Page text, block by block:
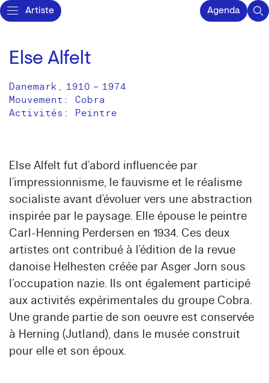
Artiste Agenda
Else Alfelt
Danemark , 1910 – 1974
Mouvement: Cobra
Activités: Peintre
Else Alfelt fut d’abord influencée par
l’impressionnisme, le fauvisme et le réalisme
socialiste avant d’évoluer vers une abstraction
inspirée par le paysage. Elle épouse le peintre
Carl-Henning Perdersen en 1934. Ces deux
artistes ont contribué à l’édition de la revue
danoise Helhesten créée par Asger Jorn sous
l’occupation nazie. Ils ont également participé
aux activités expérimentales du groupe Cobra.
Une grande partie de son oeuvre est conservée
à Herning (Jutland), dans le musée construit
pour elle et son époux.